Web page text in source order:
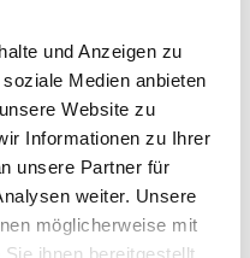
und Anzeigen zu
Medien anbieten
Website zu
Informationen zu Ihrer
unsere Partner für
weiter. Unsere
möglicherweise mit
ihnen bereitgestellt
Bauphase bis zum
zu
unserer